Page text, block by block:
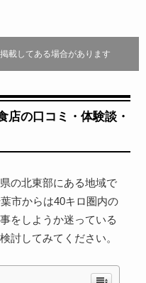
載してある場合があります
店の口コミ・体験談・
の北東部にある地域で
市からは40キロ圏内の
をしようか迷っている
討してみてください。